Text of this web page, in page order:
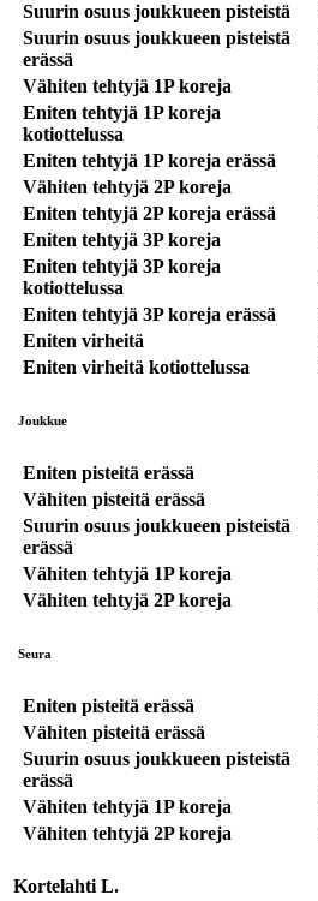
Suurin osuus joukkueen pisteistä
Suurin osuus joukkueen pisteistä
erässä
Vähiten tehtyjä 1P koreja
Eniten tehtyjä 1P koreja
kotiottelussa
Eniten tehtyjä 1P koreja erässä
Vähiten tehtyjä 2P koreja
Eniten tehtyjä 2P koreja erässä
Eniten tehtyjä 3P koreja
Eniten tehtyjä 3P koreja
kotiottelussa
Eniten tehtyjä 3P koreja erässä
Eniten virheitä
Eniten virheitä kotiottelussa
Joukkue
Eniten pisteitä erässä
Vähiten pisteitä erässä
Suurin osuus joukkueen pisteistä
erässä
Vähiten tehtyjä 1P koreja
Vähiten tehtyjä 2P koreja
Seura
Eniten pisteitä erässä
Vähiten pisteitä erässä
Suurin osuus joukkueen pisteistä
erässä
Vähiten tehtyjä 1P koreja
Vähiten tehtyjä 2P koreja
Kortelahti L.